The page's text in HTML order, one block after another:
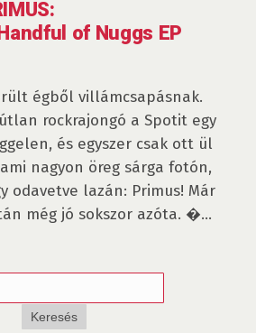
of Nuggs EP
égből villámcsapásnak.
rockrajongó a Spotit egy
és egyszer csak ott ül
nagyon öreg sárga fotón,
odavetve lazán: Primus! Már
még jó sokszor azóta. �...